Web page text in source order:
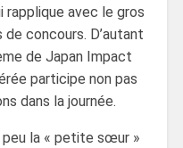
rapplique avec le gros
concours. D’autant
de Japan Impact
participe non pas
dans la journée.
la « petite sœur »